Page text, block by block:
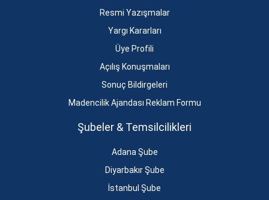
Resmi Yazışmalar
Yargı Kararları
Üye Profili
Açılış Konuşmaları
Sonuç Bildirgeleri
Madencilik Ajandası Reklam Formu
Şubeler & Temsilcilikleri
Adana Şube
Diyarbakır Şube
İstanbul Şube